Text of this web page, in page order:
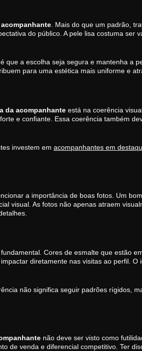
. Mais do que um padrão,
do público. A pele lisa costuma ser
que a escolha seja segura e mantenha a
para uma estética mais uniforme e
da acompanhante está na coerência
e confiante. Essa coerência também
investem em acompanhantes em
a importância de boas fotos. Um bom
visual. As fotos não apenas atraem
Cores de esmalte que estão
diretamente nas visitas ao perfil.
não significa seguir padrões rígidos,
não deve ser visto como
de venda e diferencial competitivo. Ter